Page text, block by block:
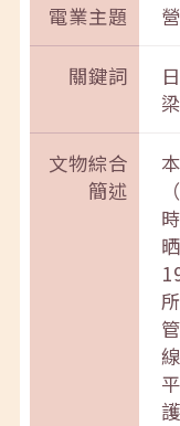
電業主題
關鍵詞
文物綜合
簡述